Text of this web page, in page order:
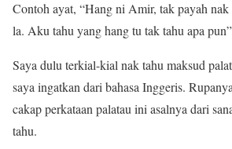
Contoh ayat, “Hang ni Amir, tak payah nak
la. Aku tahu yang hang tu tak tahu apa
Saya dulu terkial-kial nak tahu maksud
saya ingatkan dari bahasa Inggeris.
cakap perkataan palatau ini asalnya dari
tahu.